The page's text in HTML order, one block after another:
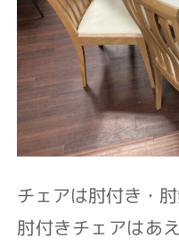
チェアは肘付き・
肘付きチェアはあ